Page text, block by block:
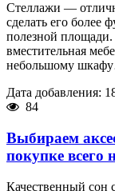
Стеллажи —
сделать его более
полезной площади.
вместительная
небольшому
Дата добавления:
84
Выбираем
покупке всего
Качественный сон